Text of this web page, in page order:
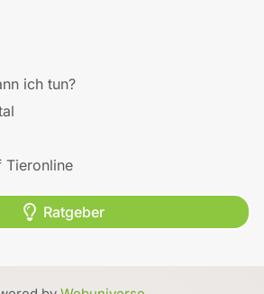
ich tun?
Tieronline
Ratgeber